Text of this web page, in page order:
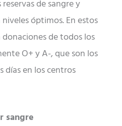
de sangre y
óptimos. En estos
de todos los
O+ y A-, que son los
días en los centros
sangre